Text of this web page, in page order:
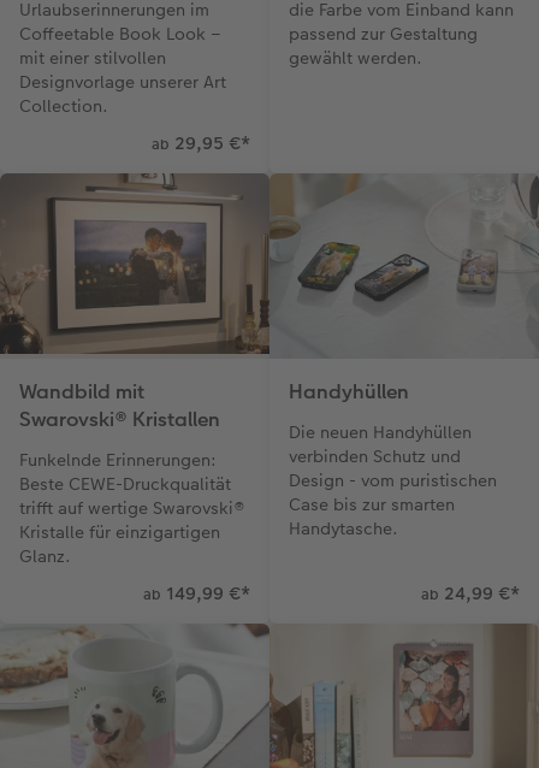
Urlaubserinnerungen im
Coffeetable Book Look –
mit einer stilvollen
Designvorlage unserer Art
Collection.
ab 29,95 €*
die Farbe vom Einband kann
passend zur Gestaltung
gewählt werden.
Wandbild mit
Swarovski® Kristallen
Funkelnde Erinnerungen:
Beste CEWE-Druckqualität
trifft auf wertige Swarovski®
Kristalle für einzigartigen
Glanz.
ab 149,99 €*
Handyhüllen
Die neuen Handyhüllen
verbinden Schutz und
Design - vom puristischen
Case bis zur smarten
Handytasche.
ab 24,99 €*